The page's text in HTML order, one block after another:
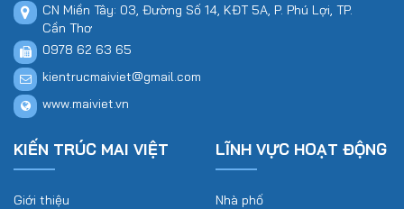
CN Miền Tây: 03, Đường Số 14, KĐT 5A, P. Phú Lợi, TP.
Cần Thơ
0978 62 63 65
kientrucmaiviet@gmail.com
www.maiviet.vn
KIẾN TRÚC MAI VIỆT
Giới thiệu
LĨNH VỰC HOẠT ĐỘNG
Nhà phố